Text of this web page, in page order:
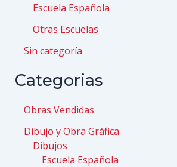
Escuela Española
Otras Escuelas
Sin categoría
Categorias
Obras Vendidas
Dibujo y Obra Gráfica
Dibujos
Escuela Española